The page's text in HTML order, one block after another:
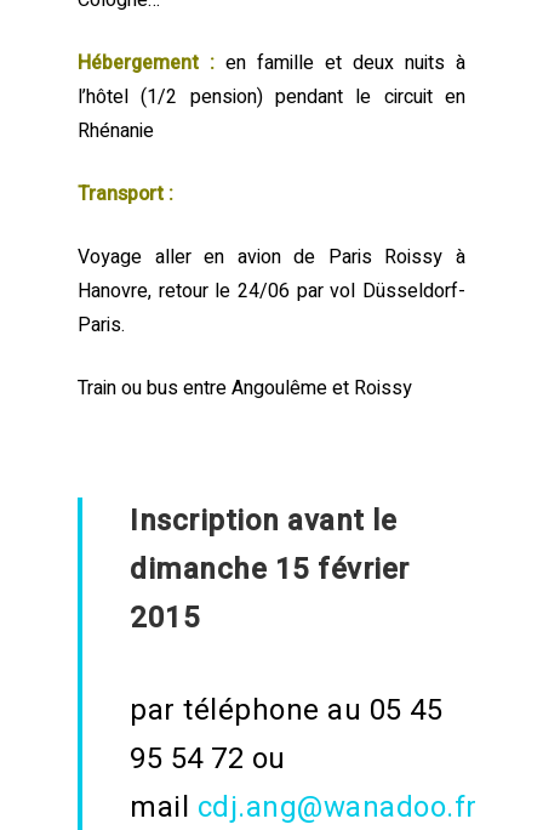
Hébergement : en famille et deux nuits à
l’hôtel (1/2 pension) pendant le circuit en
Rhénanie
Transport :
Voyage aller en avion de Paris Roissy à
Hanovre, retour le 24/06 par vol Düsseldorf-
Paris.
Train ou bus entre Angoulême et Roissy
Inscription avant le
dimanche 15 février
2015
par téléphone au 05 45
95 54 72 ou
mail cdj.ang@wanadoo.fr